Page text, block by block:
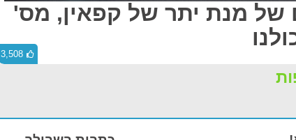
של מנת יתר של קפאין, מס'
3,508